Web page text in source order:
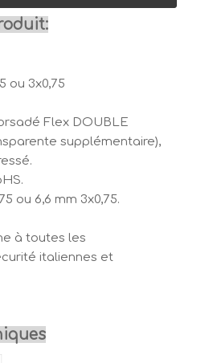
ou 3x0,75
Flex DOUBLE
supplémentaire),
ou 6,6 mm 3x0,75.
à toutes les
italiennes et